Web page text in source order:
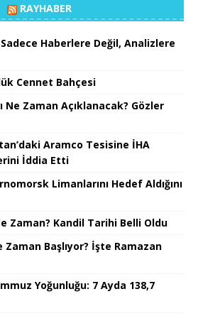
RAYHABER
Haberlere Değil, Analizlere
Cennet Bahçesi
Ne Zaman Açıklanacak? Gözler
Aramco Tesisine İHA
İddia Etti
Limanlarını Hedef Aldığını
Zaman? Kandil Tarihi Belli Oldu
Zaman Başlıyor? İşte Ramazan
Yoğunluğu: 7 Ayda 138,7